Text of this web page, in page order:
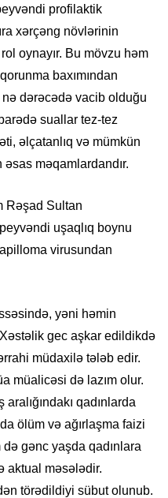
profilaktik
xərçəng növlərinin
rol oynayır. Bu mövzu həm
baxımından
nə dərəcədə vacib olduğu
suallar tez-tez
əlçatanlıq və mümkün
məqamlardandır.
Rəşad Sultan
uşaqlıq boynu
virusundan
yəni həmin
gec aşkar edildikdə
müdaxilə tələb edir.
müalicəsi də lazım olur.
qadınlarda
ölüm və ağırlaşma faizi
gənc yaşda qadınlara
aktual məsələdir.
törədildiyi sübut olunub.